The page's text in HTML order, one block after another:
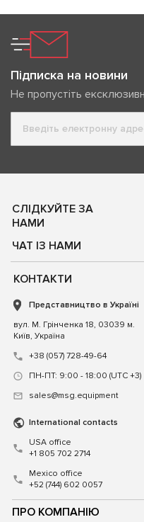
Підписка на новини
Не пропустіть
СЛІДКУЙТЕ ЗА
НАМИ
ЧАТ ІЗ НАМИ
ПРО КОМПАНІЮ
КОНТАКТИ
Представництво в Україні
вул. М. Грінченка 18, 03039 м.
Київ, Україна
+38 (057) 728-49-64
ПН-ПТ: 9:00 - 18:00 (UTC +3)
sales@msg.equipment
International contacts
USA office
+1 805 702 2714
Mexico office
+52 (744) 602 0057